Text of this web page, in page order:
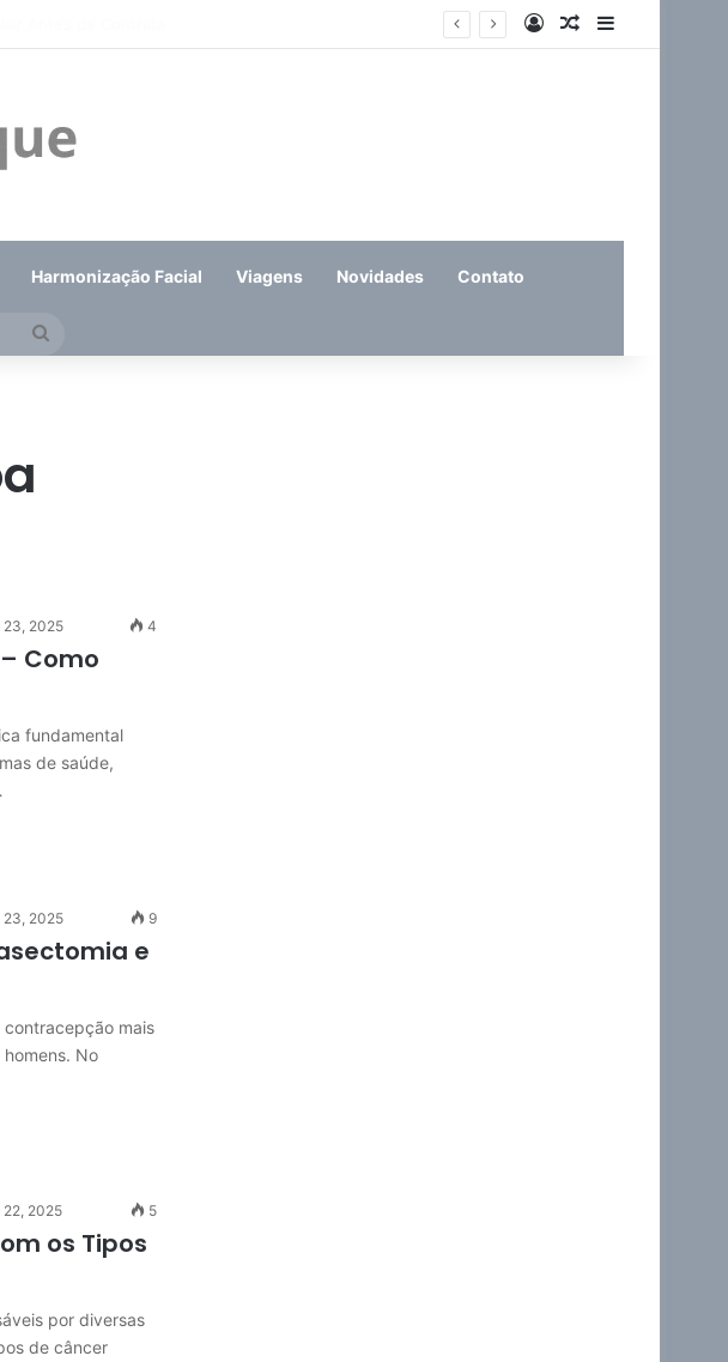
EntrarArtigo aleatório
Barra Lateral
Harmonização Facial Viagens Novidades Contato
Procurar
23, 2025 4
Como
fundamental
de saúde,
23, 2025 9
e
mais
No
22, 2025 5
os Tipos
por diversas
de câncer